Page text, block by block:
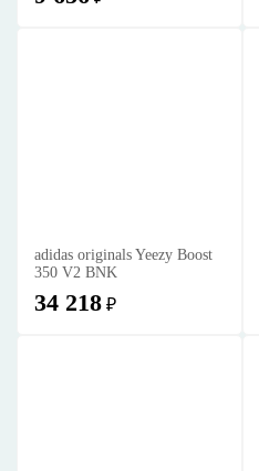
adidas originals Yeezy Boost
350 V2 BNK
34 218 ₽